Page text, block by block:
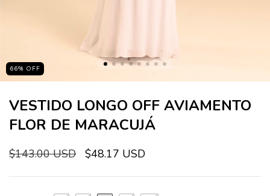
66% OFF
VESTIDO LONGO OFF AVIAMENTO
FLOR DE MARACUJÁ
$143.00 USD $48.17 USD